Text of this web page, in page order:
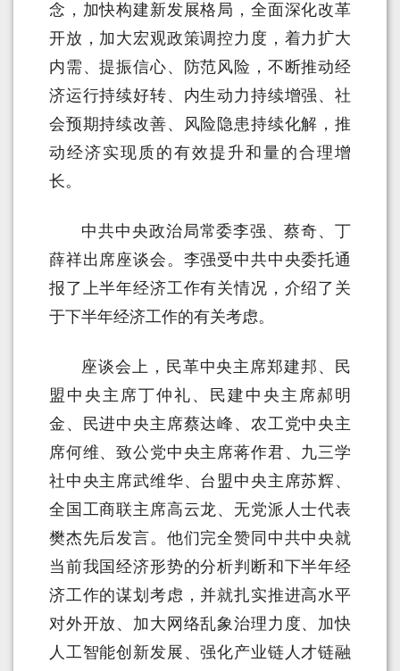
念，加快构建新发展格局，全面深化改革
开放，加大宏观政策调控力度，着力扩大
内需、提振信心、防范风险，不断推动经
济运行持续好转、内生动力持续增强、社
会预期持续改善、风险隐患持续化解，推
动经济实现质的有效提升和量的合理增
长。
中共中央政治局常委李强、蔡奇、丁
薛祥出席座谈会。李强受中共中央委托通
报了上半年经济工作有关情况，介绍了关
于下半年经济工作的有关考虑。
座谈会上，民革中央主席郑建邦、民
盟中央主席丁仲礼、民建中央主席郝明
金、民进中央主席蔡达峰、农工党中央主
席何维、致公党中央主席蒋作君、九三学
社中央主席武维华、台盟中央主席苏辉、
全国工商联主席高云龙、无党派人士代表
樊杰先后发言。他们完全赞同中共中央就
当前我国经济形势的分析判断和下半年经
济工作的谋划考虑，并就扎实推进高水平
对外开放、加大网络乱象治理力度、加快
人工智能创新发展、强化产业链人才链融